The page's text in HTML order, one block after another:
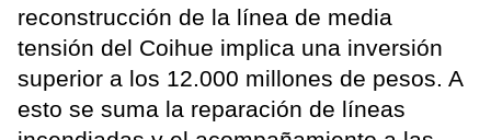
reconstrucción de la línea de media
tensión del Coihue implica una inversión
superior a los 12.000 millones de pesos. A
esto se suma la reparación de líneas